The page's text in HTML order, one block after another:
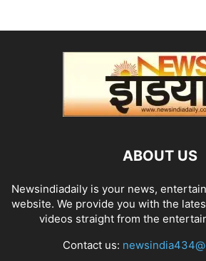
ABOUT US
Newsindiadaily is your news,
website. We provide you with the
videos straight from the
Contact us: